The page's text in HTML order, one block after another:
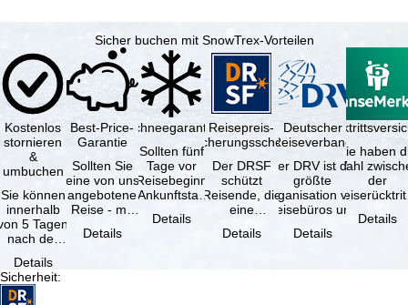
Sicher buchen mit SnowTrex-Vorteilen
Kostenlos
stornieren
&
umbuchen
Sie können
innerhalb
5 Tagen
nach der
kostenfrei
…
Details
Best-Price-
Garantie
Sollten Sie
eine von uns
angebotene
Reise - mit
Leistung und
Details
Schneegarantie
Sollten fünf
Tage vor
Reisebeginn
(Ankunftstag)
Schneemangel
Details
Reisepreis-
Sicherungsschein
Der DRSF
schützt
Reisende, die
eine
oder
Details
Deutscher
Reiseverband
Der DRV ist die
größte
Organisation von
Reisebüros und
Reiseveranstaltern
in …
Details
Sie haben
Wahl
der
(inklusive
Details
Sicherheit: